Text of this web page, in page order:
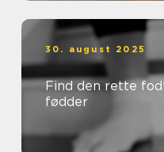
30. august 2025
Find den rette
fødder